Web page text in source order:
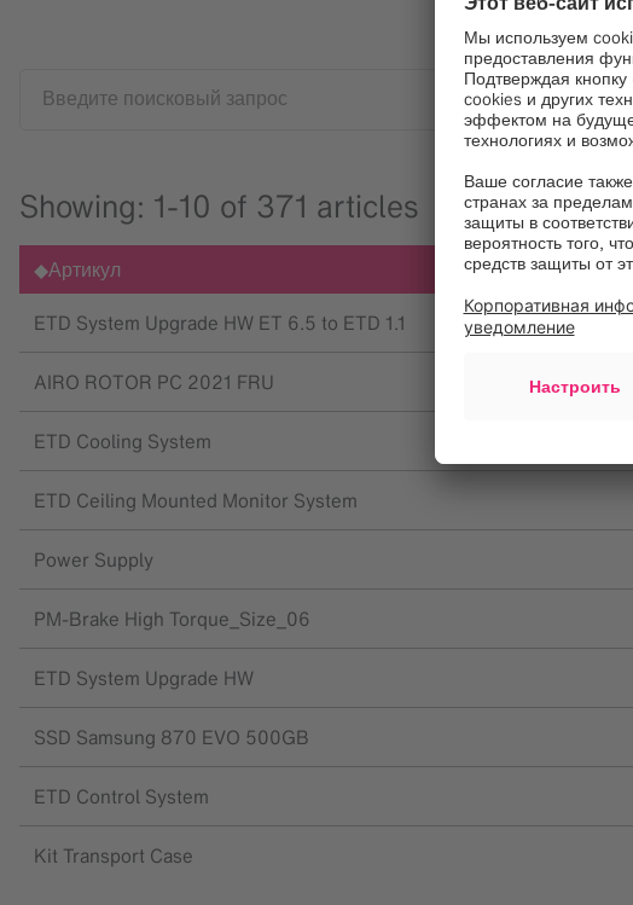
Введите поисковый запрос
Showing: 1-10 of 371 articles
Артикул
ETD System Upgrade HW ET 6.5 to ETD 1.1
AIRO ROTOR PC 2021 FRU
ETD Cooling System
ETD Ceiling Mounted Monitor System
Power Supply
PM-Brake High Torque_Size_06
ETD System Upgrade HW
SSD Samsung 870 EVO 500GB
ETD Control System
Kit Transport Case